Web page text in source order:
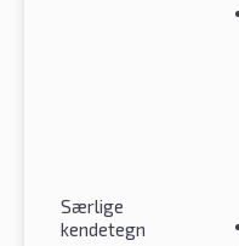
Særlige
kendetegn